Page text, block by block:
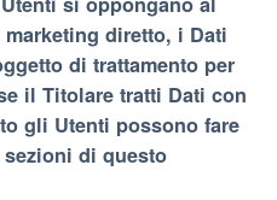
diretto, i Dati
di trattamento per
il Titolare tratti Dati con
gli Utenti possono fare
di questo